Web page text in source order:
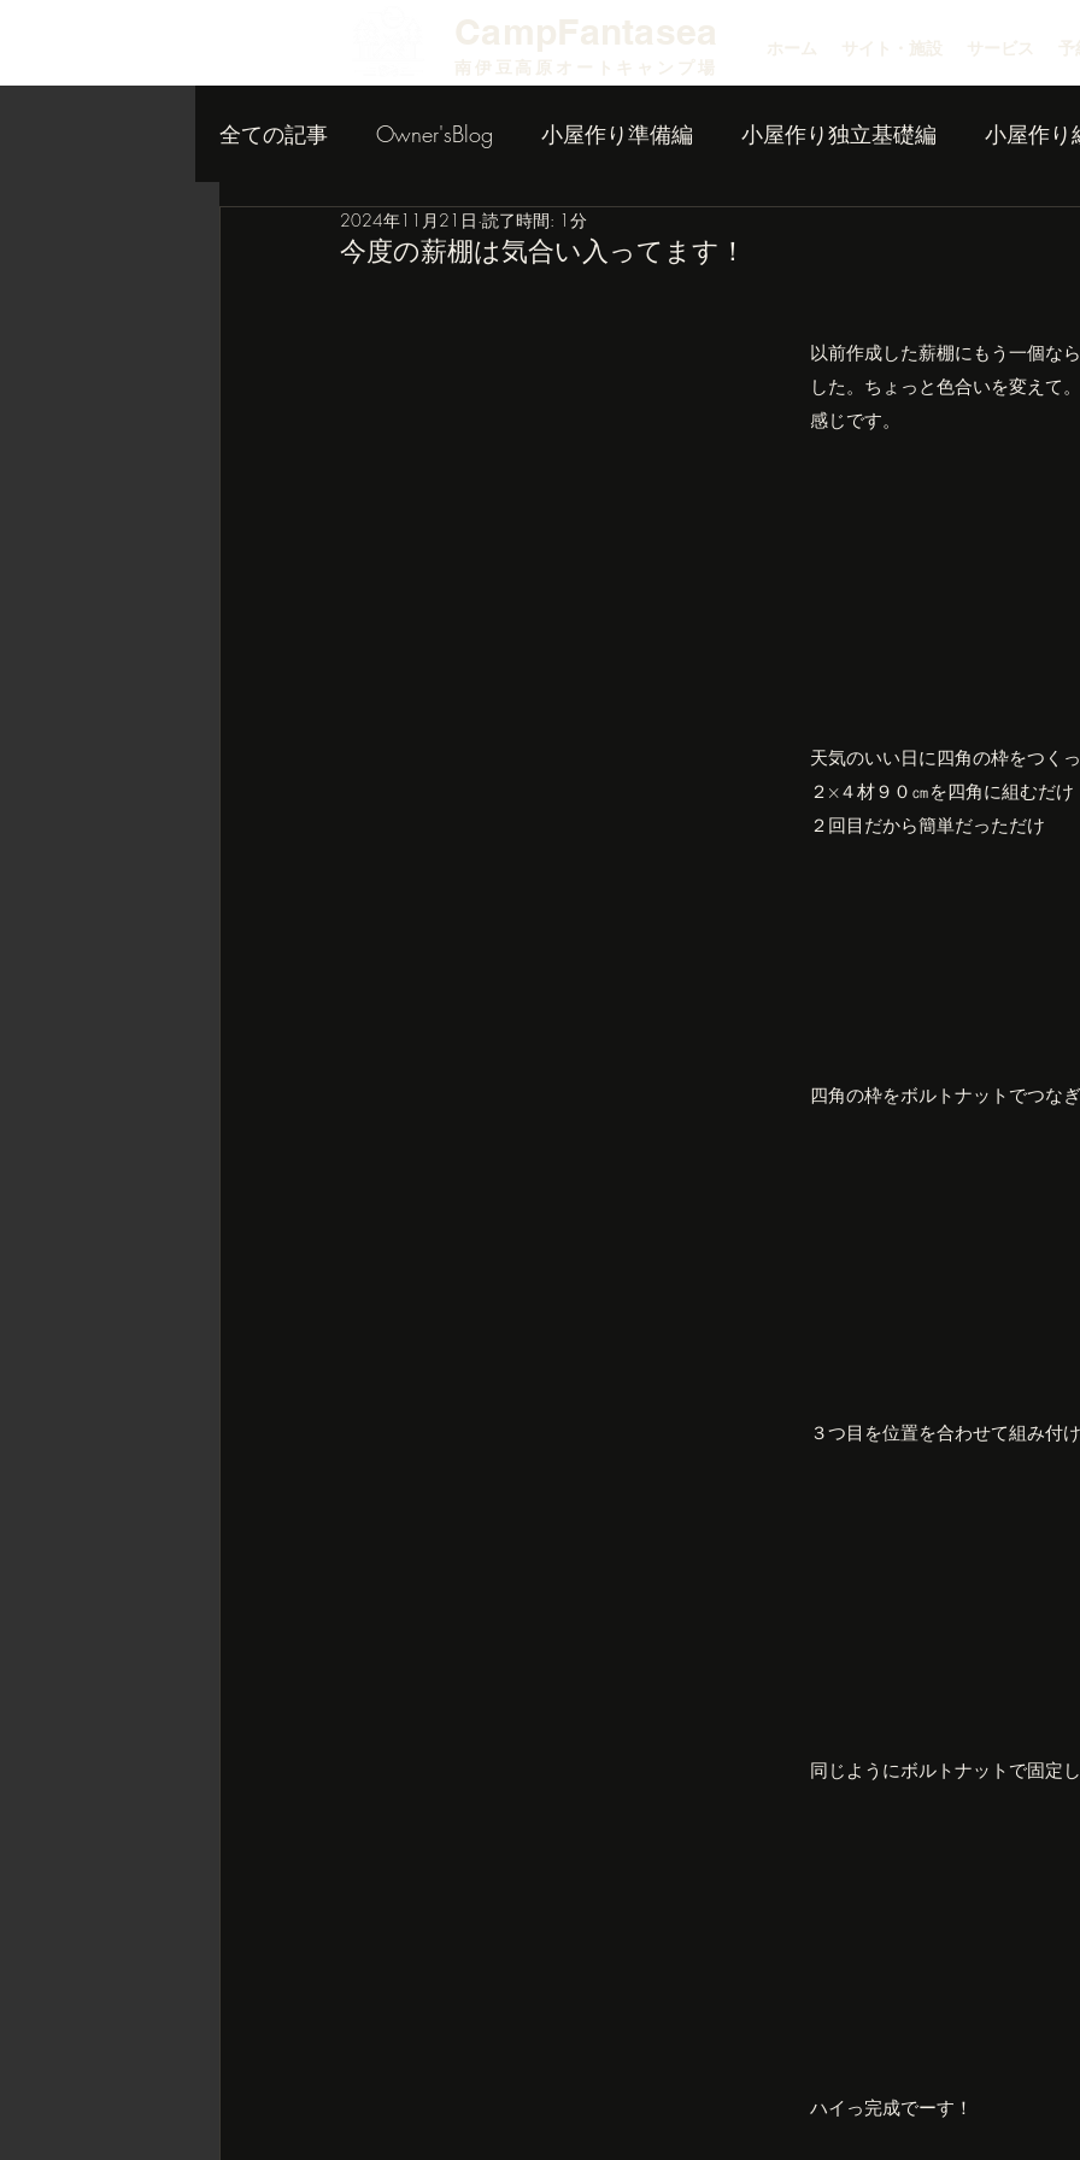
​CampFantasea ホーム サイト・施設 サービス 予
南伊豆高原オートキャンプ場
全ての記事 Owner'sBlog 小屋作り準備編 小屋作り独立基礎編 小屋作り
小屋作り内装編
今度の薪棚は気合い入ってます！
2024年11月21日 読了時間: 1分
以前作成した薪棚にもう一個な
した。ちょっと色合いを変えて
感じです。
天気のいい日に四角の枠をつく
２×４材９０㎝を四角に組むだ
２回目だから簡単だっただけ
四角の枠をボルトナットでつな
３つ目を位置を合わせて組み付け
同じようにボルトナットで固定
ハイっ完成でーす！